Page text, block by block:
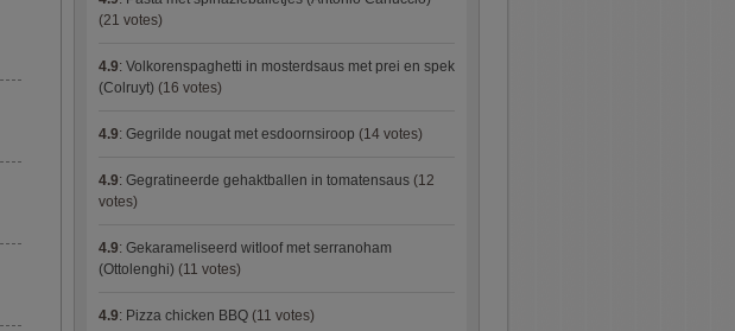
(21 votes)
4.9: Volkorenspaghetti in mosterdsaus met prei en spek
(Colruyt) (16 votes)
4.9: Gegrilde nougat met esdoornsiroop (14 votes)
4.9: Gegratineerde gehaktballen in tomatensaus (12
votes)
4.9: Gekarameliseerd witloof met serranoham
(Ottolenghi) (11 votes)
4.9: Pizza chicken BBQ (11 votes)